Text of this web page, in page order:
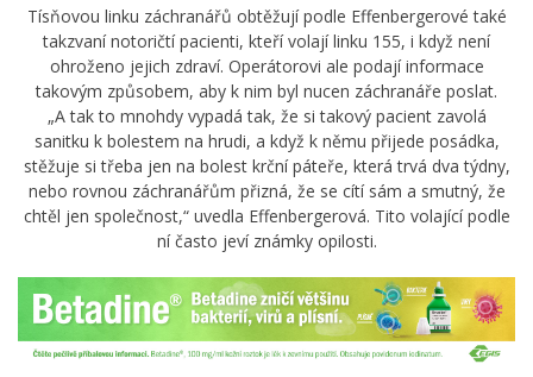
Tísňovou linku záchranářů obtěžují podle Effenbergerové také
takzvaní notoričtí pacienti, kteří volají linku 155, i když není
ohroženo jejich zdraví. Operátorovi ale podají informace
takovým způsobem, aby k nim byl nucen záchranáře poslat.
„A tak to mnohdy vypadá tak, že si takový pacient zavolá
sanitku k bolestem na hrudi, a když k němu přijede posádka,
stěžuje si třeba jen na bolest krční páteře, která trvá dva týdny,
nebo rovnou záchranářům přizná, že se cítí sám a smutný, že
chtěl jen společnost,“ uvedla Effenbergerová. Tito volající podle
ní často jeví známky opilosti.